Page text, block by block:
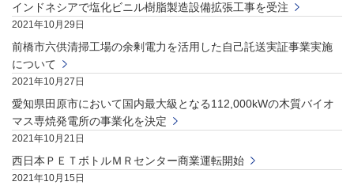
インドネシアで塩化ビニル樹脂製造設備拡張工事を受注
2021年10月29日
前橋市六供清掃工場の余剰電力を活用した自己託送実証事業実施
について
2021年10月27日
愛知県田原市において国内最大級となる112,000kWの木質バイオ
マス専焼発電所の事業化を決定
2021年10月21日
西日本ＰＥＴボトルＭＲセンター商業運転開始
2021年10月15日